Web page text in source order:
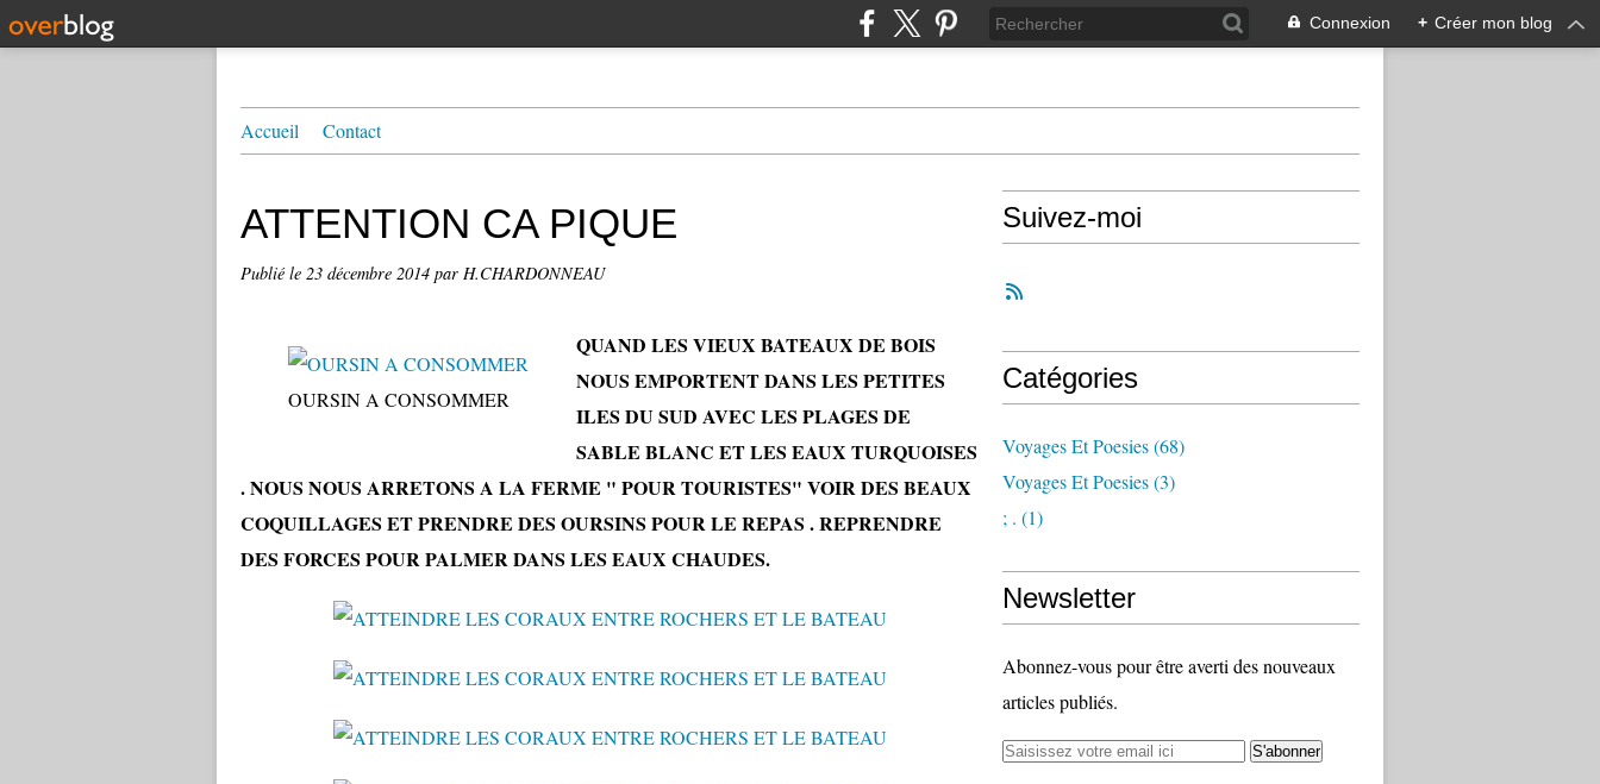
Connexion + Créer mon blog
Accueil Contact
ATTENTION CA PIQUE
Publié le 23 décembre 2014 par H.CHARDONNEAU
OURSIN A CONSOMMER
QUAND LES VIEUX BATEAUX DE BOIS
NOUS EMPORTENT DANS LES PETITES
ILES DU SUD AVEC LES PLAGES DE
SABLE BLANC ET LES EAUX TURQUOISES
. NOUS NOUS ARRETONS A LA FERME " POUR TOURISTES" VOIR DES BEAUX
COQUILLAGES ET PRENDRE DES OURSINS POUR LE REPAS . REPRENDRE
DES FORCES POUR PALMER DANS LES EAUX CHAUDES.
Suivez-moi
Catégories
Voyages Et Poesies(68)
Voyages Et Poesies(3)
; . (1)
Newsletter
Abonnez-vous pour être averti des nouveaux
articles publiés.